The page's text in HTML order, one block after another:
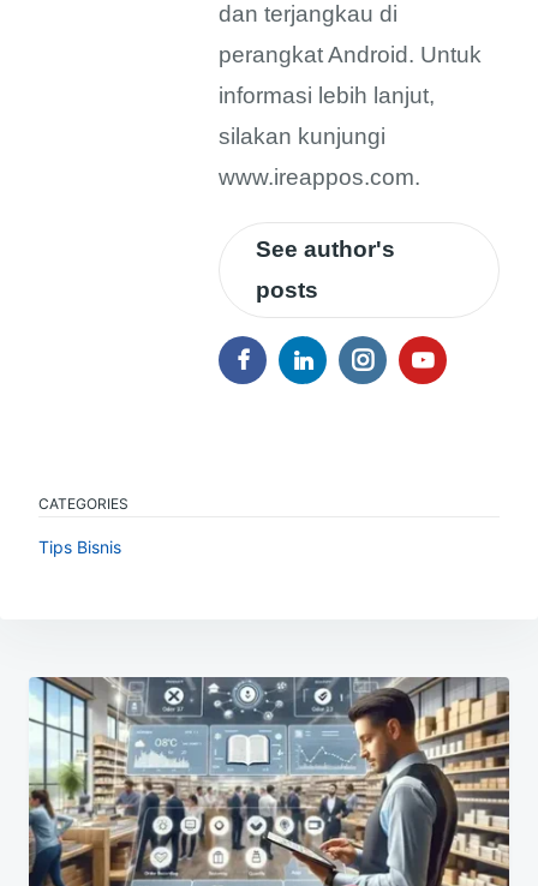
dan terjangkau di
perangkat Android. Untuk
informasi lebih lanjut,
silakan kunjungi
www.ireappos.com.
See author's
posts
CATEGORIES
Tips Bisnis
pos